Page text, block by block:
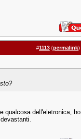
#1113 (permalink)
qualcosa dell'eletronica, ho